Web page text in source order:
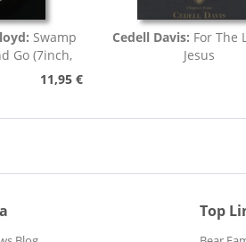
Swamp
Go (7inch,
11,95 €
Cedell Davis: For The
Jesus
Top